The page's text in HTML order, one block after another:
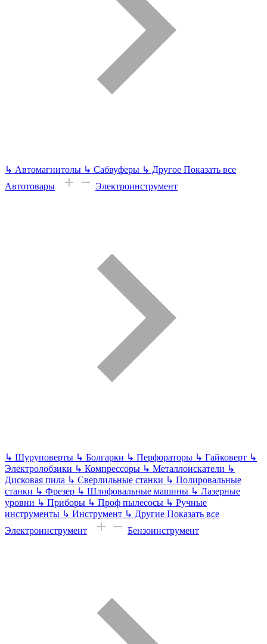
↳ Автомагнитолы ↳ Сабвуферы ↳ Другое Показать все
Автотовары
Электроинструмент
↳ Шуруповерты ↳ Болгарки ↳ Перфораторы ↳ Гайковерт ↳
Электролобзики ↳ Компрессоры ↳ Металлоискатели ↳
Дисковая пила ↳ Сверлильные станки ↳ Полировальные
станки ↳ Фрезер ↳ Шлифовальные машины ↳ Лазерные
уровни ↳ Приборы ↳ Проф пылесосы ↳ Ручные
инструменты ↳ Инструмент ↳ Другие Показать все
Электроинструмент
Бензоинструмент